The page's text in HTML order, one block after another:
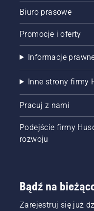
Biuro prasowe
Promocje i oferty
Informacje
Inne strony firmy
Pracuj z nami
Podejście firmy
rozwoju
Bądź na
Zarejestruj się już